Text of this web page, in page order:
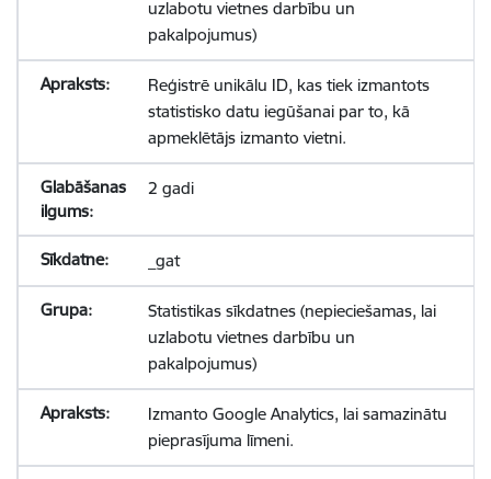
uzlabotu vietnes darbību un
pakalpojumus)
Reģistrē unikālu ID, kas tiek izmantots
statistisko datu iegūšanai par to, kā
apmeklētājs izmanto vietni.
2 gadi
_gat
Statistikas sīkdatnes (nepieciešamas, lai
uzlabotu vietnes darbību un
pakalpojumus)
Izmanto Google Analytics, lai samazinātu
pieprasījuma līmeni.